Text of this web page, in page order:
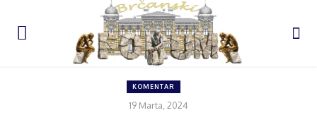
KOMENTAR
19 Marta, 2024